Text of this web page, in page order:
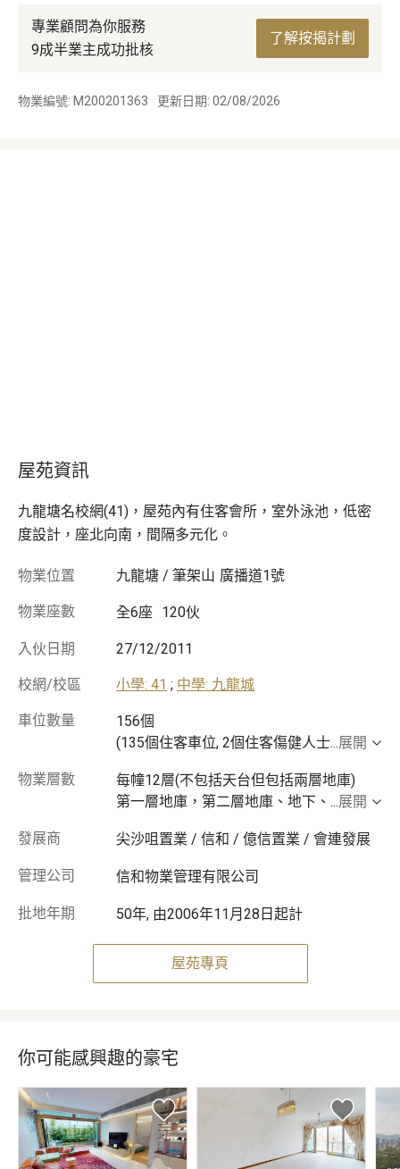
專業顧問為你服務
9成半業主成功批核
了解按揭計劃
物業編號: M200201363 更新日期: 02/08/2026
屋苑資訊
九龍塘名校網(41)，屋苑內有住客會所，室外泳池，低密
度設計，座北向南，間隔多元化。
物業位置 九龍塘 / 筆架山 廣播道1號
物業座數 全6座 120伙
入伙日期 27/12/2011
校網/校區 小學: 41 ; 中學: 九龍城
車位數量
156個
(135個住客車位, 2個住客傷健人士...展開
物業層數
每幢12層(不包括天台但包括兩層地庫)
第一層地庫，第二層地庫、地下、 ...展開
發展商 尖沙咀置業 / 信和 / 億信置業 / 會連發展
管理公司 信和物業管理有限公司
批地年期 50年, 由2006年11月28日起計
屋苑專頁
你可能感興趣的豪宅